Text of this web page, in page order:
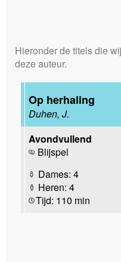
Hieronder de titels die
deze auteur.
Op herhaling
Duhen, J.
Avondvullend
Blijspel
Dames: 4
Heren: 4
Tijd: 110 min